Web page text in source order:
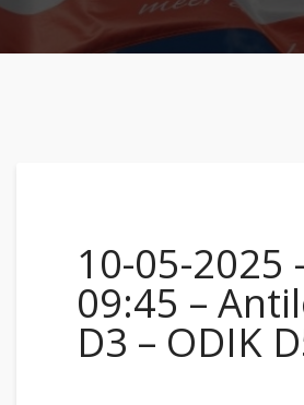
10-05-2025
09:45 –
D3 – ODIK